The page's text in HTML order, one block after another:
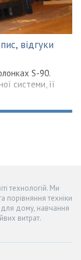
відгуки
S-90.
системи, її
технологій. Ми
порівняння техніки
дому, навчання
витрат.